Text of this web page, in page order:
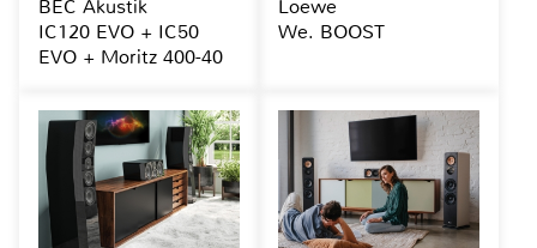
BEC Akustik
IC120 EVO + IC50
EVO + Moritz 400-40
Loewe
We. BOOST